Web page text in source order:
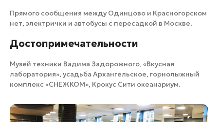
Прямого сообщения между Одинцово и Красногорском
нет, электрички и автобусы с пересадкой в Москве.
Достопримечательности
Музей техники Вадима Задорожного, «Вкусная
лаборатория», усадьба Архангельское, горнолыжный
комплекс «СНЕЖКОМ», Крокус Сити океанариум.